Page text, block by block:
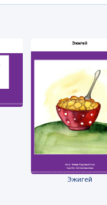
Эжигей